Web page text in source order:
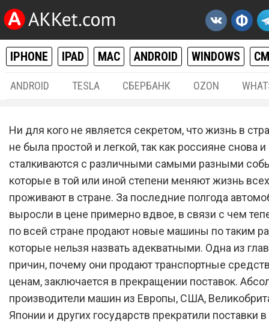
IPHONE IPAD MAC ANDROID WINDOWS
ANDROID TESLA СБЕРБАНК OZON
Автомобили LADA
до 3 млн рублей, а
разводит руками
Ни для кого не является секретом, что жизнь в
не была простой и легкой, так как россияне снова
сталкиваются с различными самыми разными
которые в той или иной степени меняют жизнь
проживают в стране. За последние полгода
выросли в цене примерно вдвое, в связи с чем
по всей стране продают новые машины по таким
которые нельзя назвать адекватными. Одна из
причин, почему они продают транспортные
ценам, заключается в прекращении поставок.
производители машин из Европы, США,
Японии и других государств прекратили поставки в